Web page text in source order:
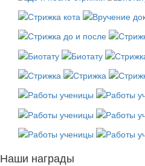
Наши награды